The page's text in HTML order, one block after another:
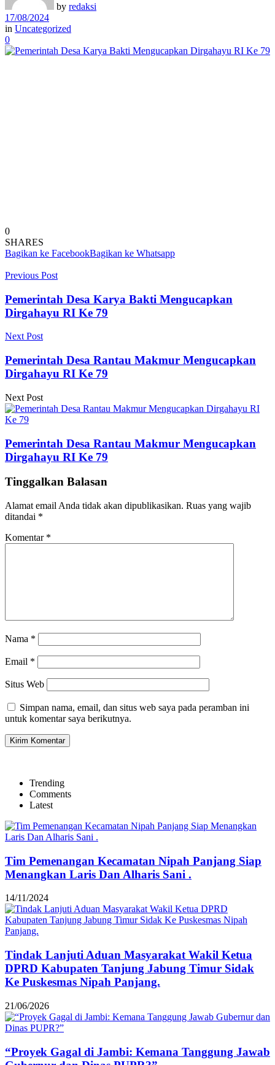
by redaksi
17/08/2024
in Uncategorized
0
0
SHARES
Bagikan ke FacebookBagikan ke Whatsapp
Previous Post
Pemerintah Desa Karya Bakti Mengucapkan
Dirgahayu RI Ke 79
Next Post
Pemerintah Desa Rantau Makmur Mengucapkan
Dirgahayu RI Ke 79
Next Post
Pemerintah Desa Rantau Makmur Mengucapkan
Dirgahayu RI Ke 79
Tinggalkan Balasan
Alamat email Anda tidak akan dipublikasikan. Ruas yang wajib
ditandai *
Komentar *
Nama *
Email *
Situs Web
Simpan nama, email, dan situs web saya pada peramban ini
untuk komentar saya berikutnya.
Trending
Comments
Latest
Tim Pemenangan Kecamatan Nipah Panjang Siap
Menangkan Laris Dan Alharis Sani .
14/11/2024
Tindak Lanjuti Aduan Masyarakat Wakil Ketua
DPRD Kabupaten Tanjung Jabung Timur Sidak
Ke Puskesmas Nipah Panjang.
21/06/2026
“Proyek Gagal di Jambi: Kemana Tanggung Jawab